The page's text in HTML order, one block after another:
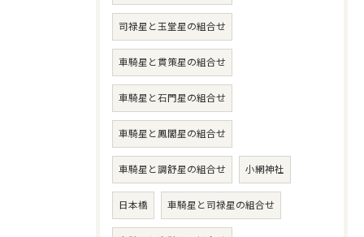
司禄星と玉堂星の組合せ
車騎星と貫策星の組合せ
車騎星と石門星の組合せ
車騎星と鳳閣星の組合せ
車騎星と調舒星の組合せ 小網神社
日本橋 車騎星と司禄星の組合せ